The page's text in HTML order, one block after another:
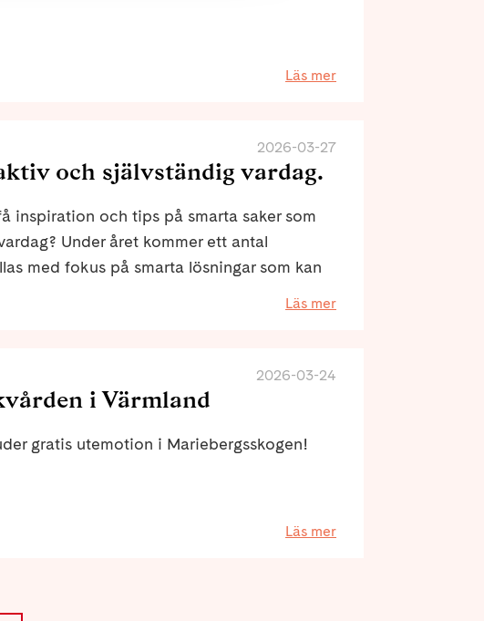
Läs mer
2026-03-27
och självständig vardag.
inspiration och tips på smarta saker som
Under året kommer ett antal
med fokus på smarta lösningar som kan
Läs mer
2026-03-24
i Värmland
gratis utemotion i Mariebergsskogen!
Läs mer